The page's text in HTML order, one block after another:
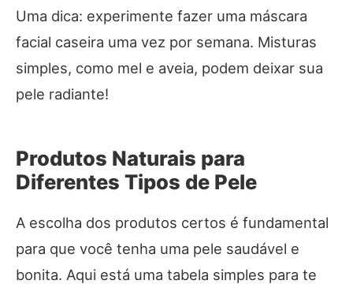
Uma dica: experimente fazer uma máscara
facial caseira uma vez por semana. Misturas
simples, como mel e aveia, podem deixar sua
pele radiante!
Produtos Naturais para
Diferentes Tipos de Pele
A escolha dos produtos certos é fundamental
para que você tenha uma pele saudável e
bonita. Aqui está uma tabela simples para te